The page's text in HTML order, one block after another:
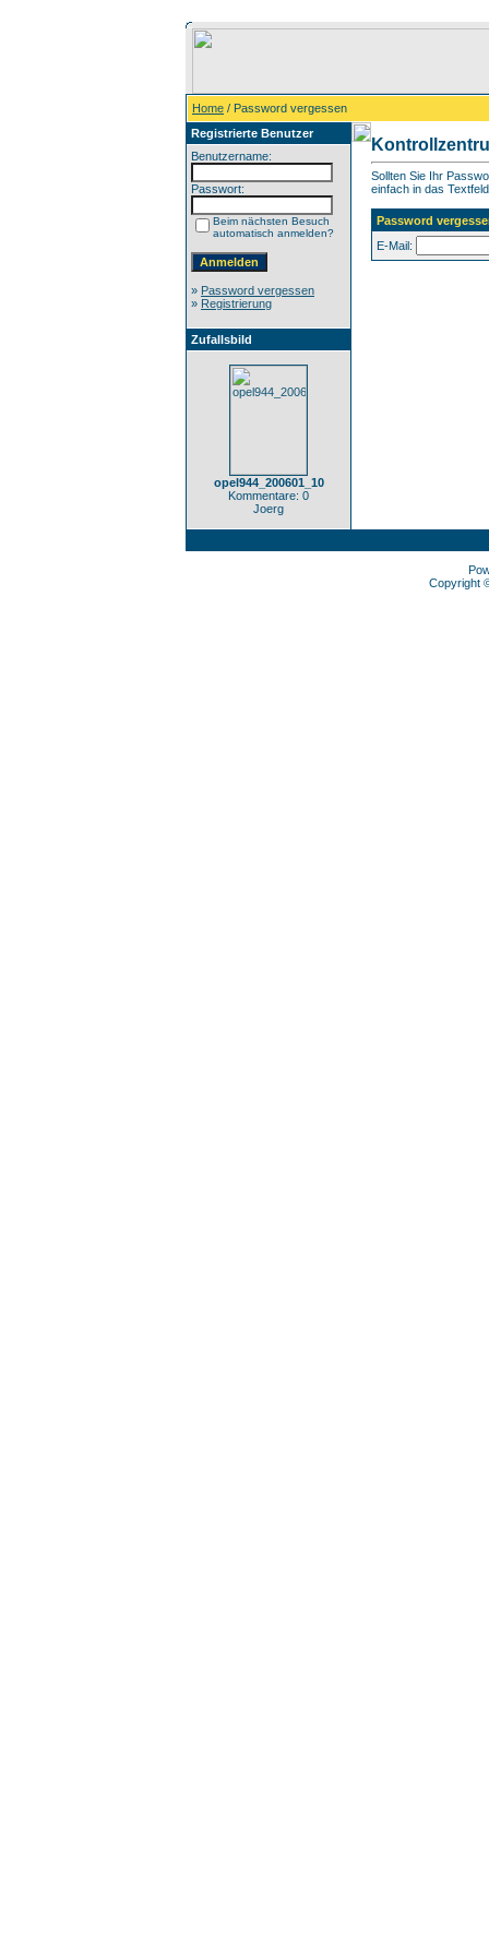
Home / Password vergessen
Registrierte Benutzer
Benutzername:
Passwort:
Beim nächsten Besuch
automatisch anmelden?
» Password vergessen
» Registrierung
Zufallsbild
opel944_200601_10
Kommentare: 0
Joerg
Sollten Sie Ihr
einfach in das
Password
E-Mail:
Copyright